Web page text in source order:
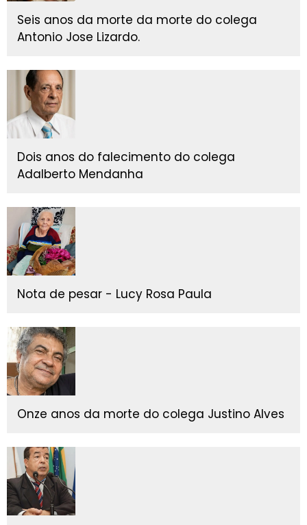
Seis anos da morte da morte do colega
Antonio Jose Lizardo.
Dois anos do falecimento do colega
Adalberto Mendanha
Nota de pesar - Lucy Rosa Paula
Onze anos da morte do colega Justino Alves